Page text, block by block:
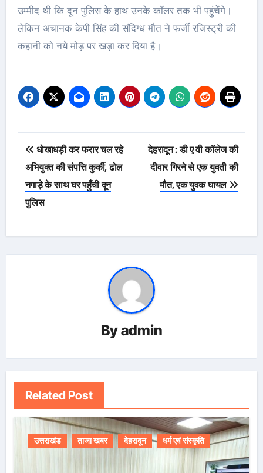
उम्मीद थी कि दून पुलिस के हाथ उनके कॉलर तक भी पहुंचेंगे।
लेकिन अचानक केपी सिंह की संदिग्ध मौत ने फर्जी रजिस्ट्री की
कहानी को नये मोड़ पर खड़ा कर दिया है।
Post
navigation
धोखाधड़ी कर फरार चल रहे
अभियुक्त की संपत्ति कुर्की, ढोल
नगाड़े के साथ घर पहुँची दून
पुलिस
देहरादून : डी ए वी कॉलेज की
दीवार गिरने से एक युवती की
मौत, एक युवक घायल
Byadmin
Related Post
उत्तराखंड ताजा खबर देहरादून धर्म एवं संस्कृति